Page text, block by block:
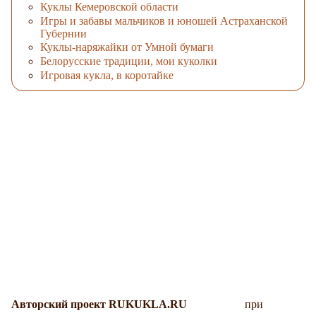
Куклы Кемеровской области
Игры и забавы мальчиков и юношей Астраханской
Губернии
Куклы-наряжайки от Умной бумаги
Белорусские традиции, мои куколки
Игровая кукла, в коротайке
Авторский проект RUKUKLA.RU
при